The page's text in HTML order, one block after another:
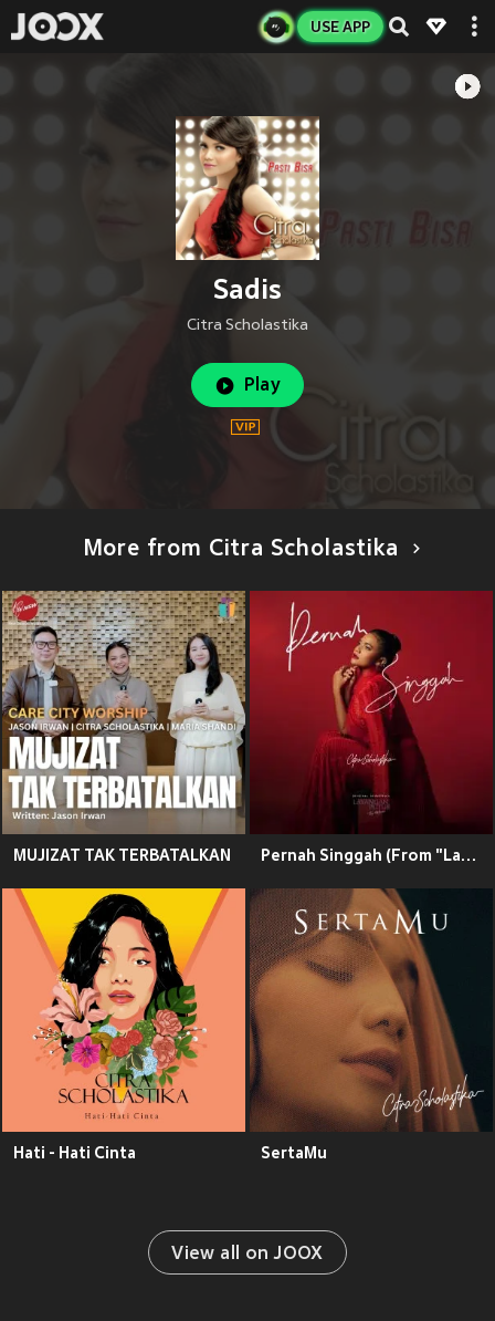
USE APP
Sadis
Citra Scholastika
Play
More from Citra Scholastika
MUJIZAT TAK TERBATALKAN Pernah Singgah (From "Layangan Putus The Movie")
Hati - Hati Cinta SertaMu
View all on JOOX